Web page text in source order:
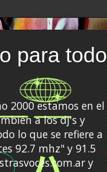
para todo
2000 estamos en el
a los dj's y
lo que se refiere a
92.7 mhz" y 91.5
y